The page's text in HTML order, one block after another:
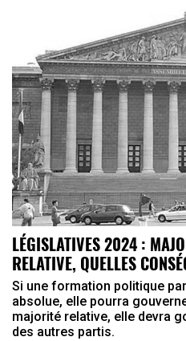
LÉGISLATIVES 2024 :
RELATIVE, QUELLES
Si une formation politique
absolue, elle pourra
majorité relative, elle devra
des autres partis.